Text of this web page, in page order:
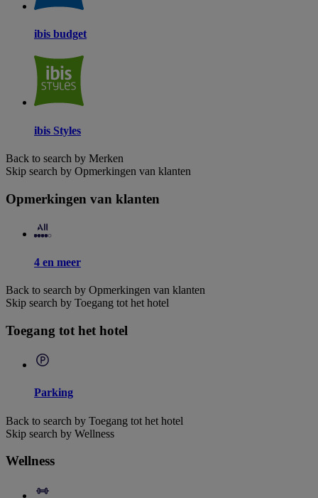
ibis budget
ibis Styles
Back to search by Merken
Skip search by Opmerkingen van klanten
Opmerkingen van klanten
4 en meer
Back to search by Opmerkingen van klanten
Skip search by Toegang tot het hotel
Toegang tot het hotel
Parking
Back to search by Toegang tot het hotel
Skip search by Wellness
Wellness